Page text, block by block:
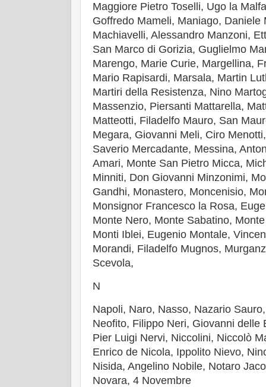
Maggiore Pietro Toselli, Ugo la
Goffredo Mameli, Maniago, Daniele
Machiavelli, Alessandro Manzoni,
San Marco di Gorizia, Guglielmo
Marengo, Marie Curie, Margellina,
Mario Rapisardi, Marsala, Martin
Martiri della Resistenza, Nino
Massenzio, Piersanti Mattarella,
Matteotti, Filadelfo Mauro, San
Megara, Giovanni Meli, Ciro
Saverio Mercadante, Messina,
Amari, Monte San Pietro Micca,
Minniti, Don Giovanni Minzonimi,
Gandhi, Monastero, Moncenisio,
Monsignor Francesco la Rosa,
Monte Nero, Monte Sabatino,
Monti Iblei, Eugenio Montale,
Morandi, Filadelfo Mugnos,
Scevola,
N
Napoli, Naro, Nasso, Nazario
Neofito, Filippo Neri, Giovanni delle
Pier Luigi Nervi, Niccolini, Niccolò
Enrico de Nicola, Ippolito Nievo,
Nisida, Angelino Nobile, Notaro
Novara, 4 Novembre